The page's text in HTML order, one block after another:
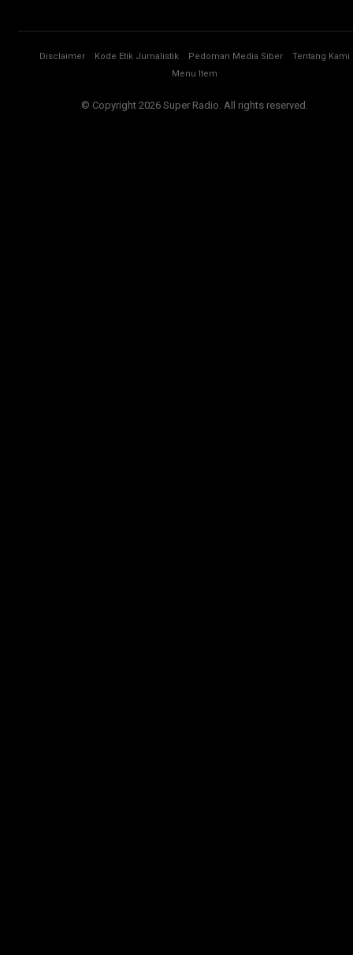
Disclaimer Kode Etik Jurnalistik Pedoman Media Siber
Tentang Kami
Menu Item
© Copyright 2026 Super Radio. All rights reserved.